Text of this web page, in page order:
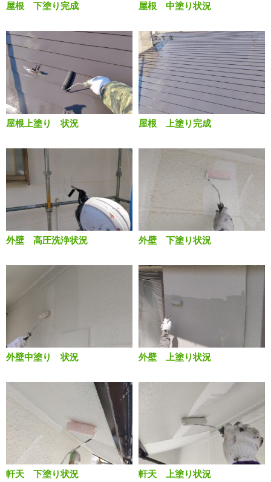
屋根 下塗り完成 屋根 中塗り状況
屋根上塗り 状況 屋根 上塗り完成
外壁 高圧洗浄状況 外壁 下塗り状況
外壁中塗り 状況 外壁 上塗り状況
軒天 下塗り状況 軒天 上塗り状況